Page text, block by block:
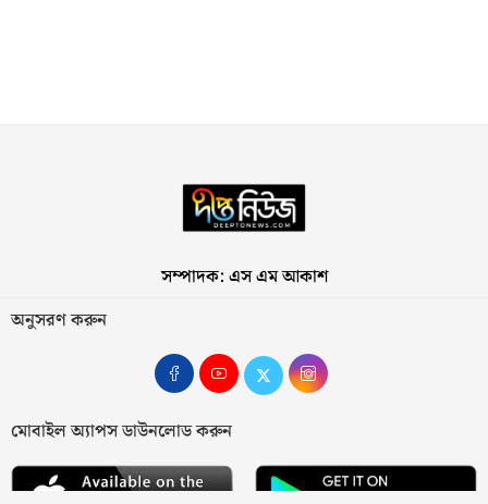
সম্পাদক: এস এম আকাশ
অনুসরণ করুন
মোবাইল অ্যাপস ডাউনলোড করুন